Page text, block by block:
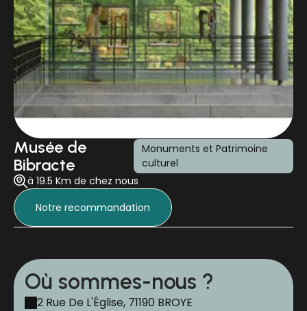
Musée de
Bibracte
Monuments et Patrimoine
culturel
à 19.5 Km de chez nous
Notre recommandation
Où sommes-nous ?
2 Rue De L'Église, 71190 BROYE